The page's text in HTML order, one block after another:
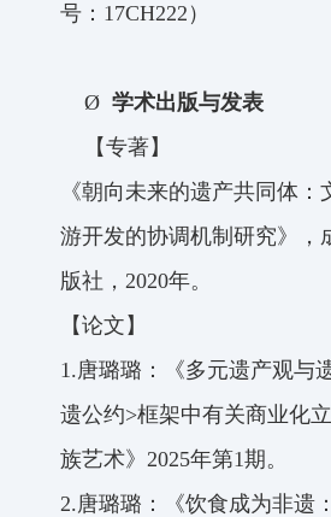
号： 17CH222 ）
Ø 学术出版与发表
【专著】
《朝向未来的遗产共同体
游开发的协调机制研究》，
版社，2020年。
【论文】
1.唐璐璐：《多元遗产观与
遗公约>框架中有关商业化
族艺术》2025年第1期。
2.唐璐璐：《饮食成为非遗